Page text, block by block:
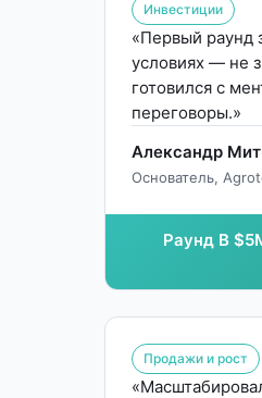
Инвестиции
«Первый раунд
условиях — не
готовился с
переговоры.»
Александр
Основатель,
Раунд B
Продажи и рост